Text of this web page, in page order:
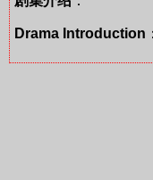
Drama Introduction ：